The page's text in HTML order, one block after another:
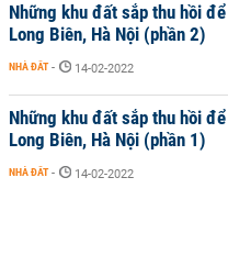
Những khu đất sắp thu hồi
Long Biên, Hà Nội (phần 2)
NHÀ ĐẤT - 14-02-2022
Những khu đất sắp thu hồi
Long Biên, Hà Nội (phần 1)
NHÀ ĐẤT - 14-02-2022